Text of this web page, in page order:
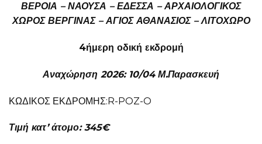
ΒΕΡΟΙΑ – ΝΑΟΥΣΑ – ΕΔΕΣΣΑ – ΑΡΧΑΙΟΛΟΓΙΚΟΣ
ΧΩΡΟΣ ΒΕΡΓΙΝΑΣ – ΑΓΙΟΣ ΑΘΑΝΑΣΙΟΣ – ΛΙΤΟΧΩΡΟ
4ήμερη οδική εκδρομή
Αναχώρηση 2026: 10/04 Μ.Παρασκευή
ΚΩΔΙΚΟΣ ΕΚΔΡΟΜΗΣ:R-POZ-O
Τιμή κατ’ άτομο: 345€